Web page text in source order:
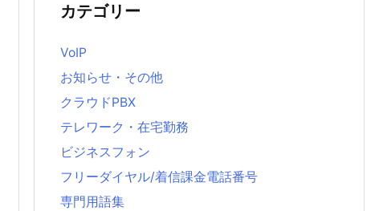
カテゴリー
VoIP
お知らせ・その他
クラウドPBX
テレワーク・在宅勤務
ビジネスフォン
フリーダイヤル/着信課金電話番号
専門用語集